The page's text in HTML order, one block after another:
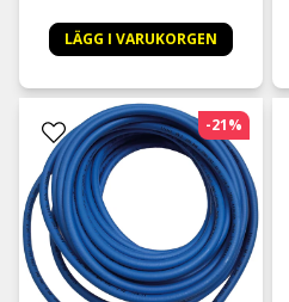
LÄGG I VARUKORGEN
-21%